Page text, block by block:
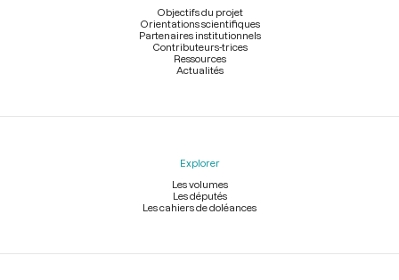
Objectifs du projet
Orientations scientifiques
Partenaires institutionnels
Contributeurs-trices
Ressources
Actualités
Explorer
Les volumes
Les députés
Les cahiers de doléances